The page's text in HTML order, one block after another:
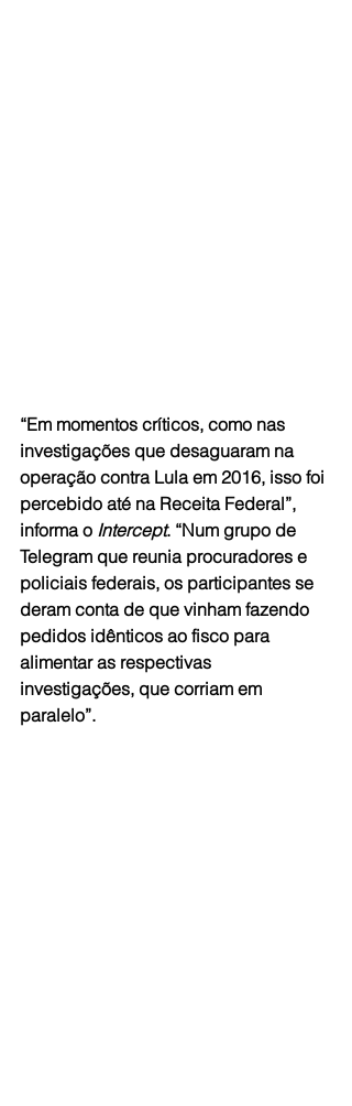
“Em momentos críticos, como nas
investigações que desaguaram na
operação contra Lula em 2016, isso foi
percebido até na Receita Federal”,
informa o Intercept. “Num grupo de
Telegram que reunia procuradores e
policiais federais, os participantes se
deram conta de que vinham fazendo
pedidos idênticos ao fisco para
alimentar as respectivas
investigações, que corriam em
paralelo”.